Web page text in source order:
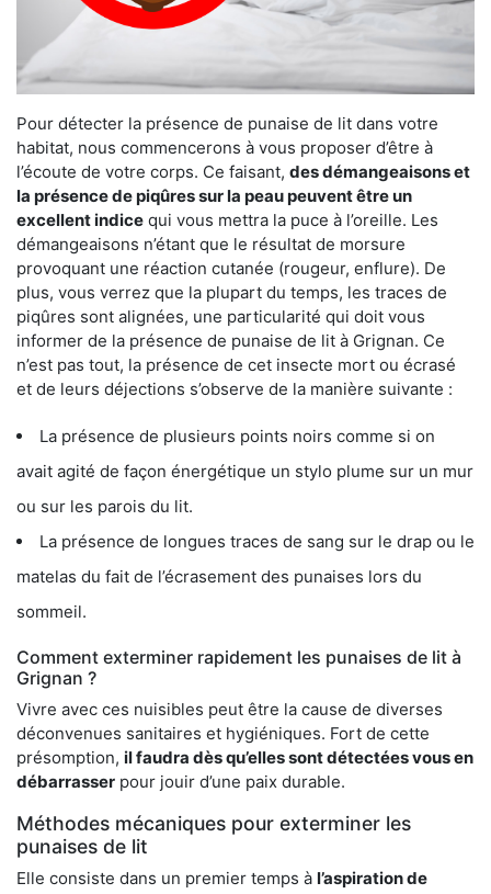
Pour détecter la présence de punaise de lit dans votre
habitat, nous commencerons à vous proposer d’être à
l’écoute de votre corps. Ce faisant, des démangeaisons et
la présence de piqûres sur la peau peuvent être un
excellent indice qui vous mettra la puce à l’oreille. Les
démangeaisons n’étant que le résultat de morsure
provoquant une réaction cutanée (rougeur, enflure). De
plus, vous verrez que la plupart du temps, les traces de
piqûres sont alignées, une particularité qui doit vous
informer de la présence de punaise de lit à Grignan. Ce
n’est pas tout, la présence de cet insecte mort ou écrasé
et de leurs déjections s’observe de la manière suivante :
La présence de plusieurs points noirs comme si on
avait agité de façon énergétique un stylo plume sur un mur
ou sur les parois du lit.
La présence de longues traces de sang sur le drap ou le
matelas du fait de l’écrasement des punaises lors du
sommeil.
Comment exterminer rapidement les punaises de lit à
Grignan ?
Vivre avec ces nuisibles peut être la cause de diverses
déconvenues sanitaires et hygiéniques. Fort de cette
présomption, il faudra dès qu’elles sont détectées vous en
débarrasser pour jouir d’une paix durable.
Méthodes mécaniques pour exterminer les
punaises de lit
Elle consiste dans un premier temps à l’aspiration de